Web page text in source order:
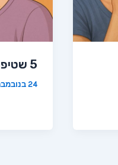
5 שטיפות פה טבעיות שניתן להכין בבית!
24 בנובמבר 2022